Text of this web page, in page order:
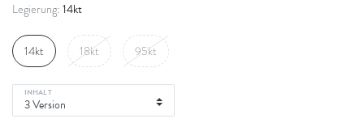
Legierung: 14kt
14kt 18kt 95kt
INHALT